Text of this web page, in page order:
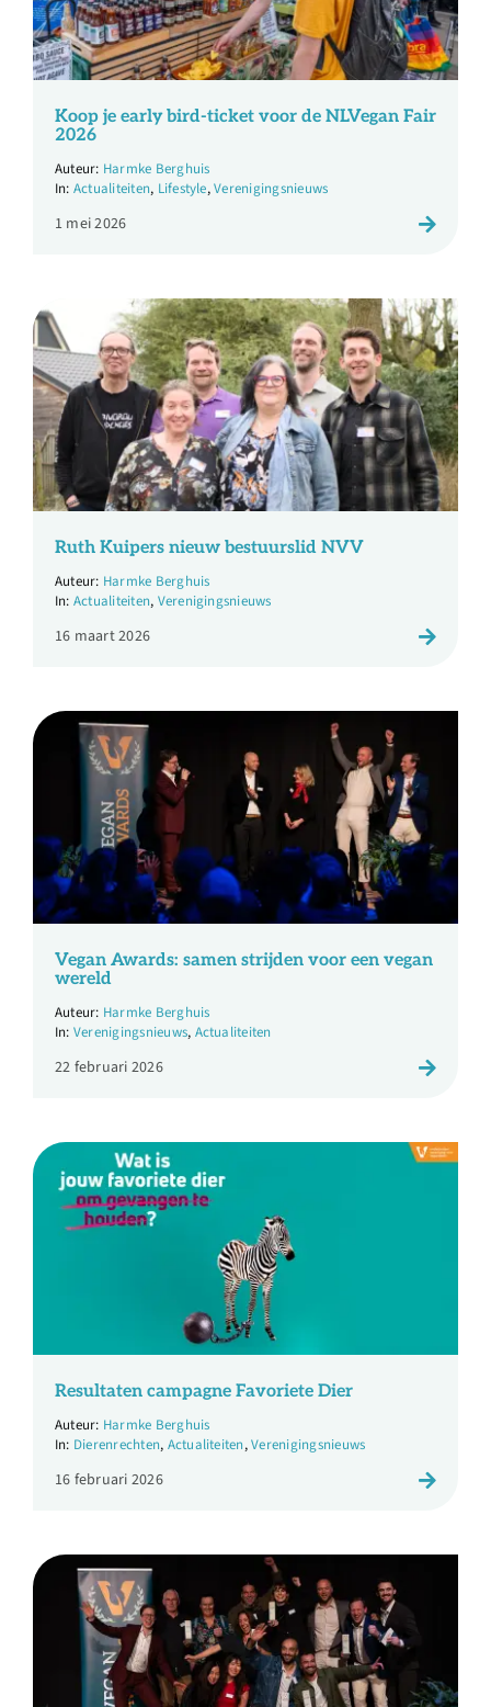
Koop je early bird-ticket voor de NLVegan Fair
2026
Harmke Berghuis
Actualiteiten, Lifestyle,Verenigingsnieuws
1 mei 2026
Ruth Kuipers nieuw bestuurslid NVV
Harmke Berghuis
Actualiteiten, Verenigingsnieuws
16 maart 2026
Vegan Awards: samen strijden voor een vegan
wereld
Harmke Berghuis
Verenigingsnieuws, Actualiteiten
22 februari 2026
Resultaten campagne Favoriete Dier
Harmke Berghuis
Dierenrechten, Actualiteiten,Verenigingsnieuws
16 februari 2026